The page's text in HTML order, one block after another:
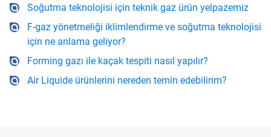
Soğutma teknolojisi için teknik gaz ürün yelpazemiz
F-gaz yönetmeliği iklimlendirme ve soğutma teknolojisi
için ne anlama geliyor?
Forming gazı ile kaçak tespiti nasıl yapılır?
Air Liquide ürünlerini nereden temin edebilirim?